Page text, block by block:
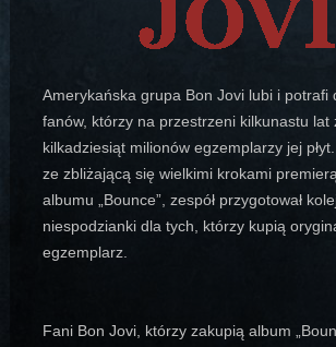
Amerykańska grupa Bon Jovi lubi i potrafi
fanów, którzy na przestrzeni kilkunastu lat
kilkadziesiąt milionów egzemplarzy jej
ze zbliżającą się wielkimi krokami
albumu „Bounce”, zespół przygotował
niespodzianki dla tych, którzy kupią
egzemplarz.
Fani Bon Jovi, którzy zakupią album